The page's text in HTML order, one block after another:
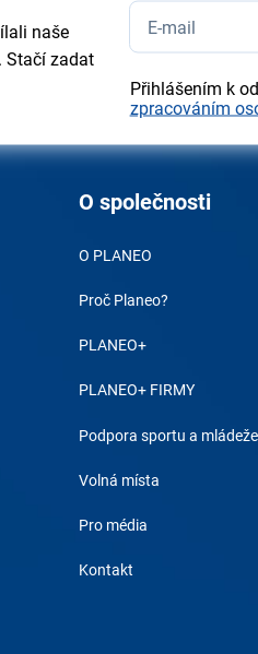
naše
Stačí zadat
Přihlášením k
zpracováním
O společnosti
O PLANEO
Proč Planeo?
PLANEO+
PLANEO+ FIRMY
Podpora sportu a mládeže
Volná místa
Pro média
Kontakt